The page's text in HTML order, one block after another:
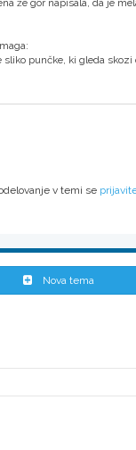
sliko punčke, ki gleda skozi
v temi se
Nova tema